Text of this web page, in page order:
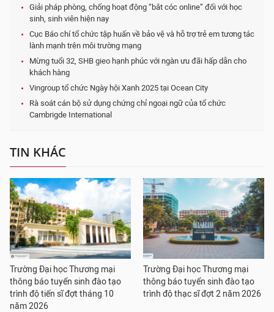
Giải pháp phòng, chống hoạt động “bắt cóc online” đối với học
sinh, sinh viên hiện nay
Cục Báo chí tổ chức tập huấn về bảo vệ và hỗ trợ trẻ em tương tác
lành mạnh trên môi trường mạng
Mừng tuổi 32, SHB gieo hạnh phúc với ngàn ưu đãi hấp dẫn cho
khách hàng
Vingroup tổ chức Ngày hội Xanh 2025 tại Ocean City
Rà soát cán bộ sử dụng chứng chỉ ngoại ngữ của tổ chức
Cambrigde International
TIN KHÁC
Trường Đại học Thương mại
thông báo tuyển sinh đào tạo
trình độ tiến sĩ đợt tháng 10
năm 2026
Trường Đại học Thương mại
thông báo tuyển sinh đào tạo
trình độ thạc sĩ đợt 2 năm 2026